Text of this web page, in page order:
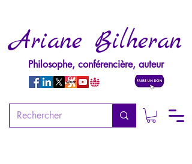
Ariane Bilheran
Philosophe, conférencière, auteur